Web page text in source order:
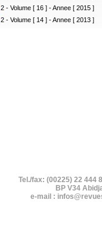
2 - Volume [ 16 ] - Annee [ 2015 ]
2 - Volume [ 14 ] - Annee [ 2013 ]
Tel./fax: (00225) 22 444
BP V34
e-mail :